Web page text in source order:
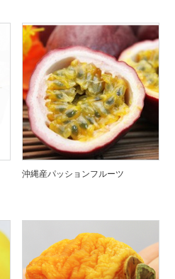
沖縄産パッションフルーツ